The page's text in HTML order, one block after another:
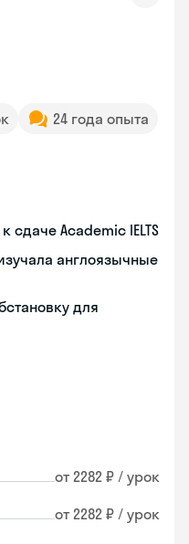
24 года опыта
сдаче Academic IELTS
англоязычные
для
от 2282 ₽ / урок
от 2282 ₽ / урок